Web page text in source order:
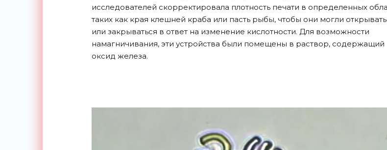
исследователей скорректировала плотность печати в определенных
таких как края клешней краба или пасть рыбы, чтобы они могли
или закрываться в ответ на изменение кислотности. Для возможности
намагничивания, эти устройства были помещены в раствор, содержащий
оксид железа.